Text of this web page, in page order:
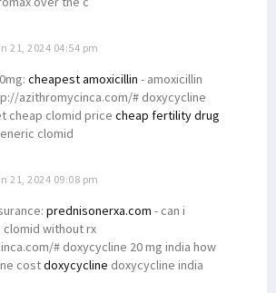
21, 2024 04:54 pm
cheapest amoxicillin - amoxicillin
azithromycinca.com/# doxycycline
cheap clomid price cheap fertility drug
clomid
21, 2024 09:08 pm
prednisonerxa.com - can i
without rx
# doxycycline 20 mg india how
costdoxycycline doxycycline india